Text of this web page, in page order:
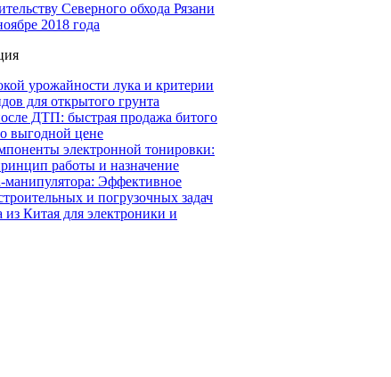
Северного обхода Рязани
2018 года
урожайности лука и критерии
для открытого грунта
ДТП: быстрая продажа битого
выгодной цене
электронной тонировки:
работы и назначение
манипулятора: Эффективное
и погрузочных задач
из Китая для электроники и